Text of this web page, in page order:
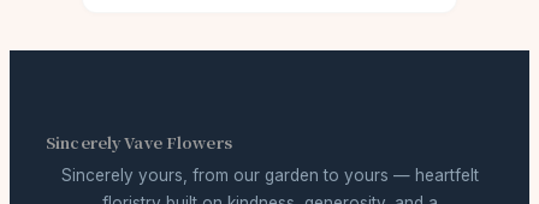
Sincerely Vave Flowers
Sincerely yours, from our garden to yours — heartfelt